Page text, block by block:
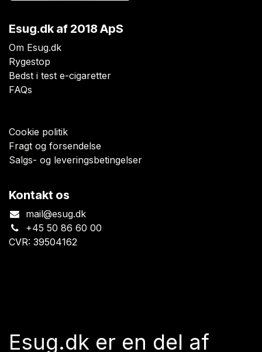
Esug.dkaf 2018 ApS
Om Esug.dk
Rygestop
Bedst i test e-cigaretter
FAQs
Cookie politik
Fragt og forsendelse
Salgs- og leveringsbetingelser
Kontakt os
mail@esug.dk
+45 50 86 60 00
CVR: 39504162
Esug.dk er en del af